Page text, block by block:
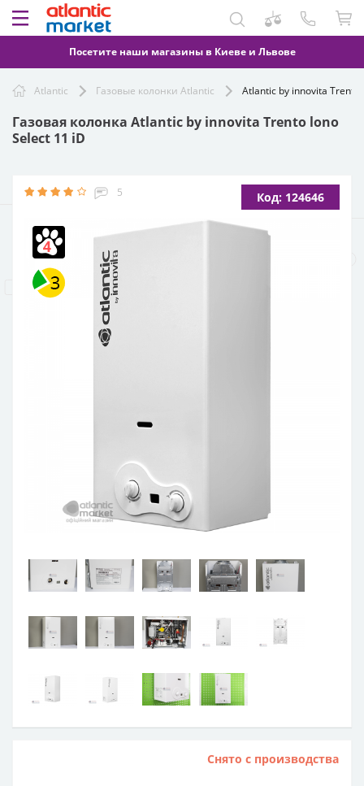
Посетите наши магазины в Киеве и Львове
Atlantic Газовые колонки Atlantic Atlantic by innovita Trento
Газовая колонка Atlantic by innovita Trento lono
Select 11 iD
5 Код: 124646
Снято с производства